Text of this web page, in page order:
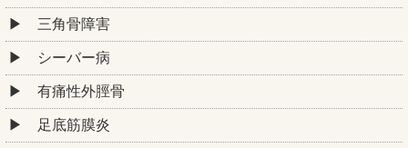
三角骨障害
シーバー病
有痛性外脛骨
足底筋膜炎